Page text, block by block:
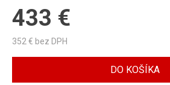
433 €
352 € bez DPH
DO KOŠÍKA